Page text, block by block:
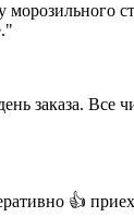
заказа. Все
👍